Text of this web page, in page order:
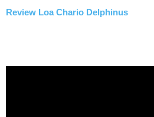
Review Loa Chario Delphinus